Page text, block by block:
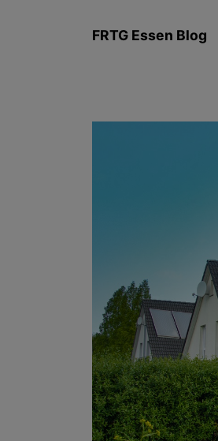
FRTG Essen Blog